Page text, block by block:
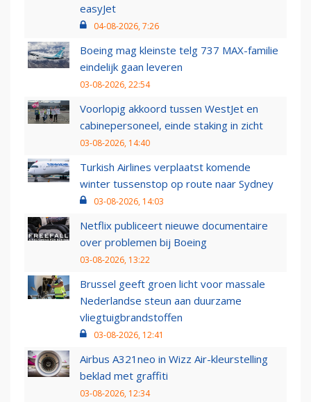
easyJet
04-08-2026, 7:26
Boeing mag kleinste telg 737 MAX-familie
eindelijk gaan leveren
03-08-2026, 22:54
Voorlopig akkoord tussen WestJet en
cabinepersoneel, einde staking in zicht
03-08-2026, 14:40
Turkish Airlines verplaatst komende
winter tussenstop op route naar Sydney
03-08-2026, 14:03
Netflix publiceert nieuwe documentaire
over problemen bij Boeing
03-08-2026, 13:22
Brussel geeft groen licht voor massale
Nederlandse steun aan duurzame
vliegtuigbrandstoffen
03-08-2026, 12:41
Airbus A321neo in Wizz Air-kleurstelling
beklad met graffiti
03-08-2026, 12:34